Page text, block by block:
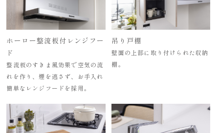
ホーロー整流板付レンジフー
ド
整流板のすきま風効果で空気の流
れを作り、煙を逃さず、お手入れ
簡単なレンジフードを採用。
吊り戸棚
壁面の上部に取り付けられた収納
棚。